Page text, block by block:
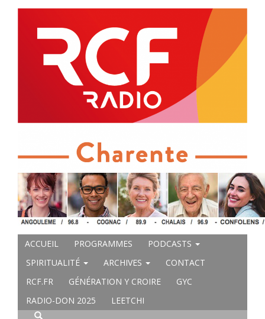
ACCUEIL PROGRAMMES
PODCASTS
SPIRITUALITÉ
ARCHIVES
CONTACT
RCF.FR
GÉNÉRATION Y CROIRE
GYC
RADIO-DON 2025
LEETCHI